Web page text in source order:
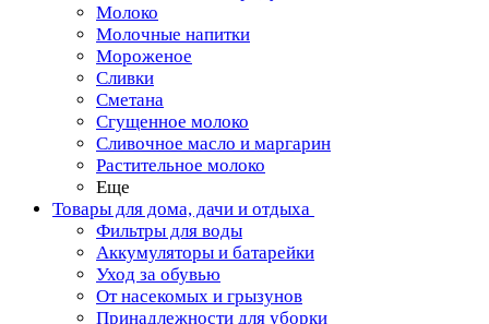
Молоко
Молочные напитки
Мороженое
Сливки
Сметана
Сгущенное молоко
Сливочное масло и маргарин
Растительное молоко
Еще
Товары для дома, дачи и отдыха
Фильтры для воды
Аккумуляторы и батарейки
Уход за обувью
От насекомых и грызунов
Принадлежности для уборки